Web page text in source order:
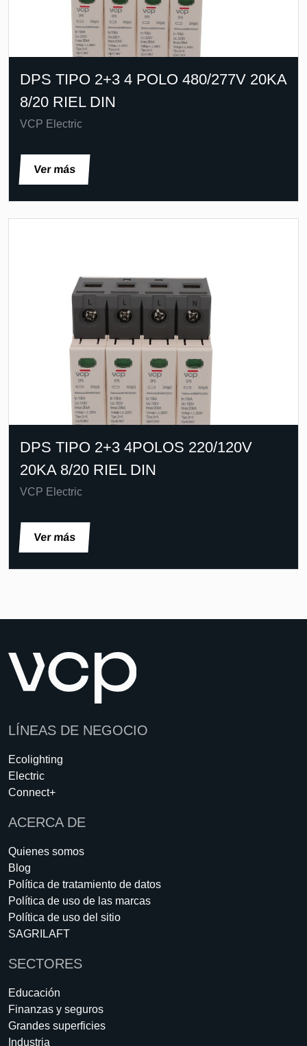
DPS TIPO 2+3 4 POLO 480/277V 20KA
8/20 RIEL DIN
VCP Electric
Ver más
DPS TIPO 2+3 4POLOS 220/120V
20KA 8/20 RIEL DIN
VCP Electric
Ver más
LÍNEAS DE NEGOCIO
Ecolighting
Electric
Connect+
ACERCA DE
Quienes somos
Blog
Política de tratamiento de datos
Política de uso de las marcas
Política de uso del sitio
SAGRILAFT
SECTORES
Educación
Finanzas y seguros
Grandes superficies
Industria